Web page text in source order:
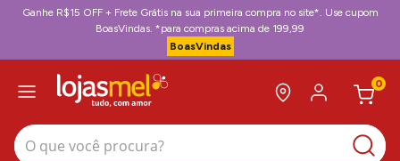
Ganhe R$15 OFF + Frete Grátis na sua primeira compra no site*. Use cupom
BoasVindas. *para compras acima de 199,99
BoasVindas
0
O que você procura?